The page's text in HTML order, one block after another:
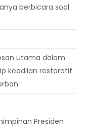
berbicara soal
utama dalam
keadilan restoratif
Presiden